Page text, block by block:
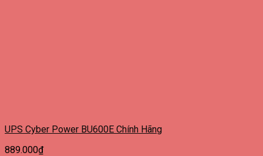
UPS Cyber Power BU600E Chính Hãng
889.000₫